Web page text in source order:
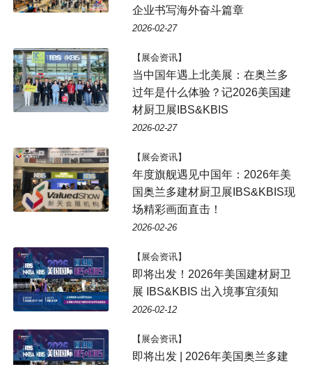
企业书写海外奋斗篇章
2026-02-27
【展会资讯】
当中国年遇上北美展：在奥兰多
过年是什么体验？记2026美国建
材厨卫展IBS&KBIS
2026-02-27
【展会资讯】
年度旗舰遇见中国年：2026年美
国奥兰多建材厨卫展IBS&KBIS现
场精彩画面直击！
2026-02-26
【展会资讯】
即将出发！2026年美国建材厨卫
展 IBS&KBIS 出入境事宜须知
2026-02-12
【展会资讯】
即将出发 | 2026年美国奥兰多建